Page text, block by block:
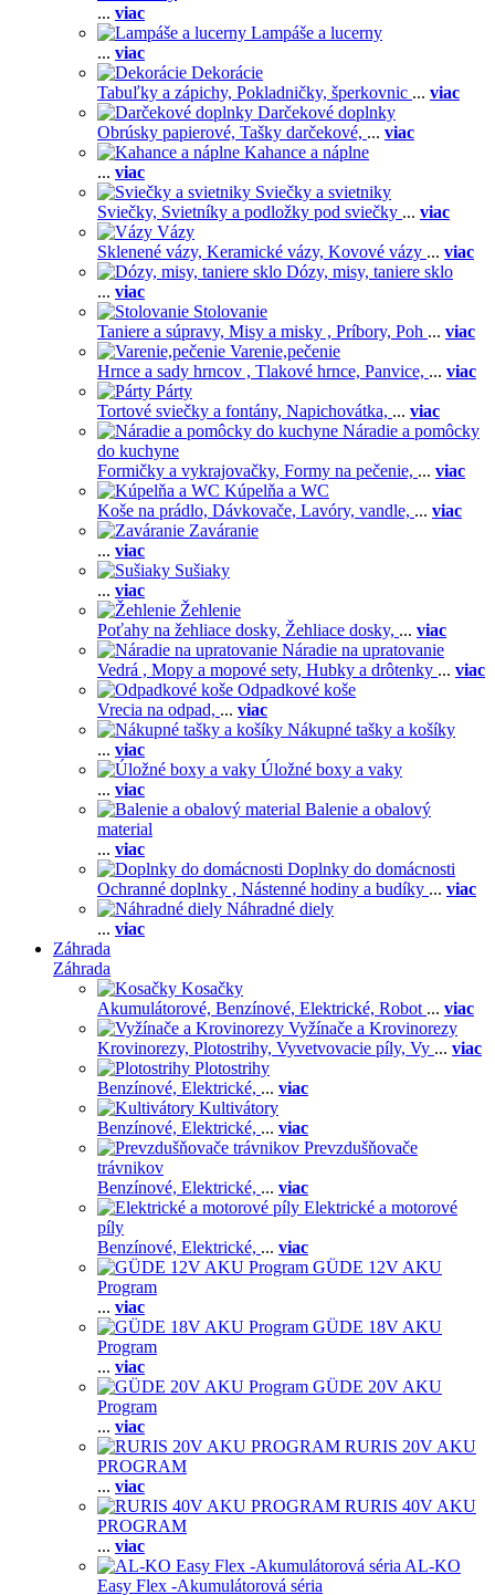
... viac
Lampáše a lucerny
... viac
Dekorácie
Tabuľky a zápichy, Pokladničky, šperkovnic ... viac
Darčekové doplnky
Obrúsky papierové, Tašky darčekové, ... viac
Kahance a náplne
... viac
Sviečky a svietniky
Sviečky, Svietníky a podložky pod sviečky ... viac
Vázy
Sklenené vázy, Keramické vázy, Kovové vázy ... viac
Dózy, misy, taniere sklo
... viac
Stolovanie
Taniere a súpravy, Misy a misky , Príbory, Poh ... viac
Varenie,pečenie
Hrnce a sady hrncov , Tlakové hrnce, Panvice, ... viac
Párty
Tortové sviečky a fontány, Napichovátka, ... viac
Náradie a pomôcky
do kuchyne
Formičky a vykrajovačky, Formy na pečenie, ... viac
Kúpelňa a WC
Koše na prádlo, Dávkovače, Lavóry, vandle, ... viac
Zaváranie
... viac
Sušiaky
... viac
Žehlenie
Poťahy na žehliace dosky, Žehliace dosky, ... viac
Náradie na upratovanie
Vedrá , Mopy a mopové sety, Hubky a drôtenky ... viac
Odpadkové koše
Vrecia na odpad, ... viac
Nákupné tašky a košíky
... viac
Úložné boxy a vaky
... viac
Balenie a obalový
material
... viac
Doplnky do domácnosti
Ochranné doplnky , Nástenné hodiny a budíky ... viac
Náhradné diely
... viac
Záhrada
Záhrada
Kosačky
Akumulátorové, Benzínové, Elektrické, Robot ... viac
Vyžínače a Krovinorezy
Krovinorezy, Plotostrihy, Vyvetvovacie píly, Vy ... viac
Plotostrihy
Benzínové, Elektrické, ... viac
Kultivátory
Benzínové, Elektrické, ... viac
Prevzdušňovače
trávnikov
Benzínové, Elektrické, ... viac
Elektrické a motorové
píly
Benzínové, Elektrické, ... viac
GÜDE 12V AKU
Program
... viac
GÜDE 18V AKU
Program
... viac
GÜDE 20V AKU
Program
... viac
RURIS 20V AKU
PROGRAM
... viac
RURIS 40V AKU
PROGRAM
... viac
AL-KO
Easy Flex -Akumulátorová séria